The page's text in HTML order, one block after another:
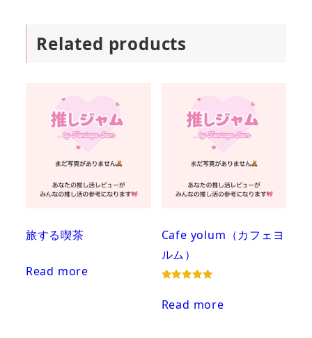
Related products
旅する喫茶
Read more
Cafe yolum（カフェヨ
ルム）
out of 5
Read more